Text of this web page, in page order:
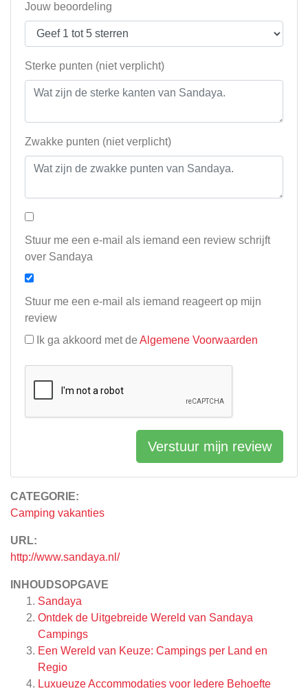
CATEGORIE:
Camping vakanties
URL:
http://www.sandaya.nl/
INHOUDSOPGAVE
Sandaya
Ontdek de Uitgebreide Wereld van Sandaya
Campings
Een Wereld van Keuze: Campings per Land en
Regio
Luxueuze Accommodaties voor Iedere Behoefte
Jouw beoordeling
Sterke punten (niet verplicht)
Zwakke punten (niet verplicht)
Stuur me een e-mail als iemand een review schrijft
over Sandaya
Stuur me een e-mail als iemand reageert op mijn
review
Ik ga akkoord met de Algemene Voorwaarden
Verstuur mijn review